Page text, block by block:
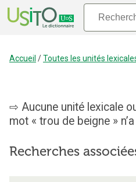
Accueil /Toutes les unités
Aucune unité lexicale
mot « trou de beigne »
Recherches